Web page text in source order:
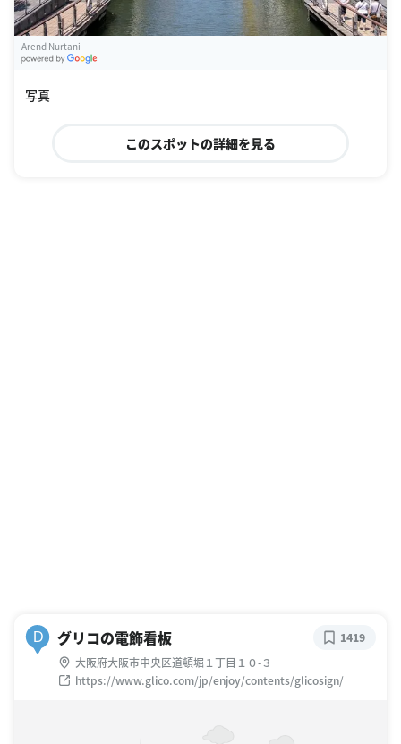
Arend Nurtani
写真
このスポットの詳細を見る
D グリコの電飾看板
大阪府大阪市中央区道頓堀１丁目１０-３
https://www.glico.com/jp/enjoy/contents/glicosign/
1419